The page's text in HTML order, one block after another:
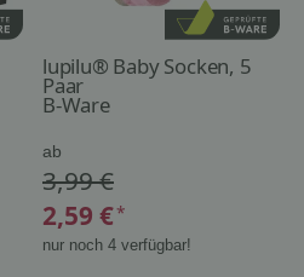
lupilu® Baby Socken, 5
Paar
B-Ware
ab
3,99 €
2,59 €*
nur noch 4 verfügbar!